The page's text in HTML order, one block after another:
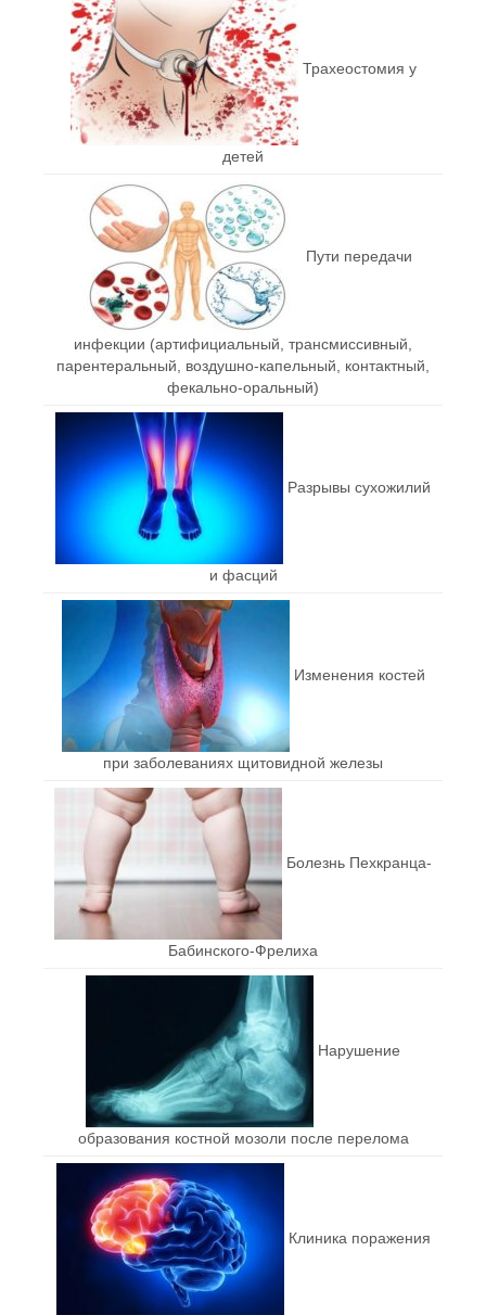
Трахеостомия у
детей
Пути передачи
инфекции (артифициальный, трансмиссивный,
парентеральный, воздушно-капельный, контактный,
фекально-оральный)
Разрывы сухожилий
и фасций
Изменения костей
при заболеваниях щитовидной железы
Болезнь Пехкранца-
Бабинского-Фрелиха
Нарушение
образования костной мозоли после перелома
Клиника поражения